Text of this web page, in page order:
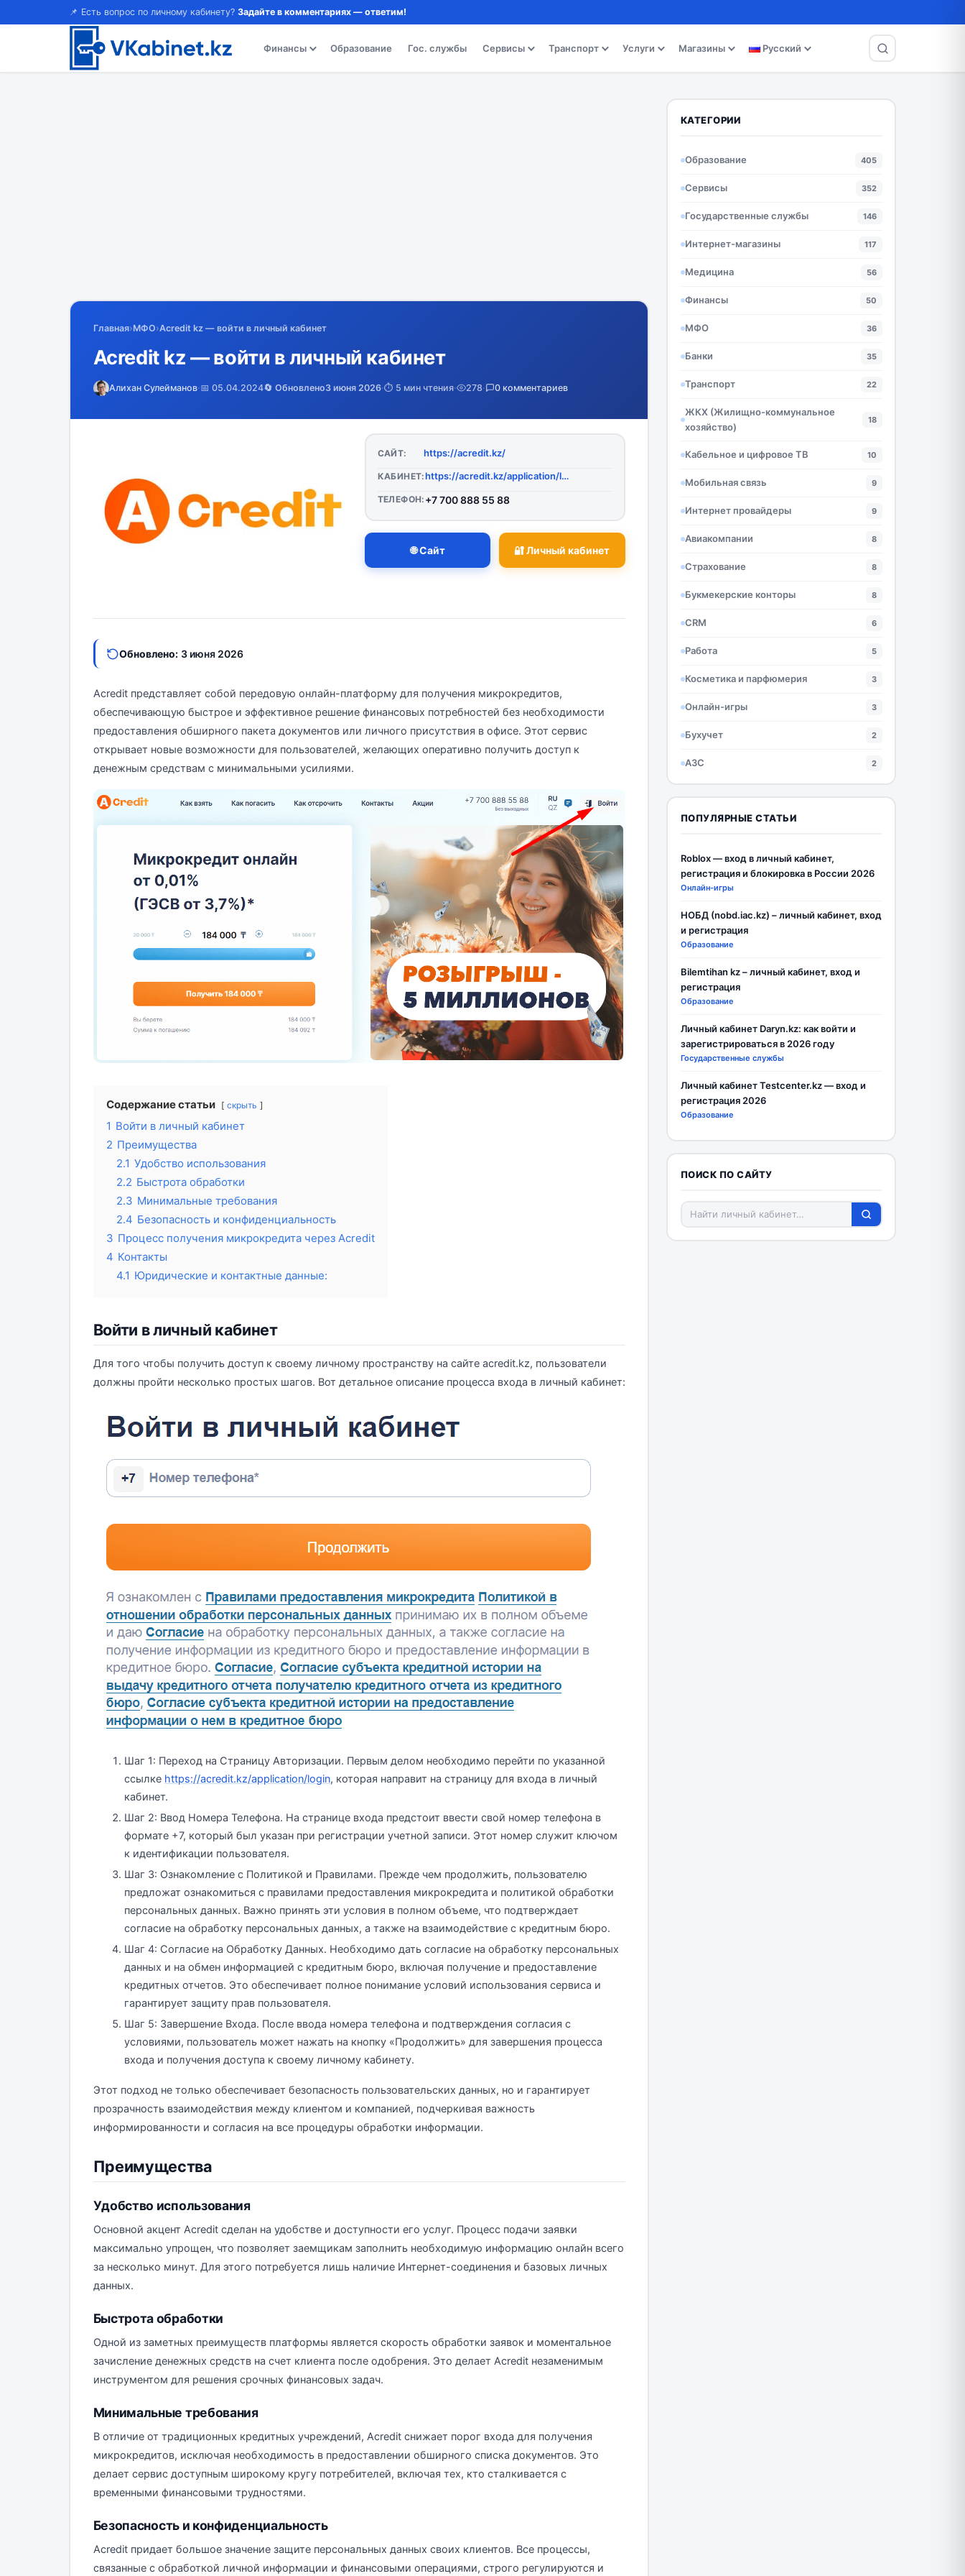
📌 Есть вопрос по личному кабинету? Задайте в комментариях — ответим!
Финансы Образование Гос. службы Сервисы Транспорт Услуги Магазины Русский
Главная›МФО›Acredit kz — войти в личный кабинет
Acredit kz — войти в личный кабинет
Алихан Сулейманов·📅 05.04.2024🔄 Обновлено3 июня 2026·⏱️ 5 мин чтения· 278· 0 комментариев
САЙТ: https://acredit.kz/
КАБИНЕТ: https://acredit.kz/application/login Acredit представляет собой передовую онлайн-платформу для получения микрокредитов, обеспечивающую быстрое и эффективное решение финансовых потребностей без необходимости предоставления обширного пакета документов или личного присутствия в офисе. Этот сервис открывает новые возможности для пользователей, желающих оперативно получить доступ к денежным средствам с минимальными усилиями.
ТЕЛЕФОН: +7 700 888 55 88
🌐 Сайт 🔐 Личный кабинет
Обновлено: 3 июня 2026
Acredit представляет собой передовую онлайн-платформу для получения микрокредитов,
обеспечивающую быстрое и эффективное решение финансовых потребностей без необходимости
предоставления обширного пакета документов или личного присутствия в офисе. Этот сервис
открывает новые возможности для пользователей, желающих оперативно получить доступ к
денежным средствам с минимальными усилиями.
Содержание статьи скрыть
1 Войти в личный кабинет
2 Преимущества
2.1 Удобство использования
2.2 Быстрота обработки
2.3 Минимальные требования
2.4 Безопасность и конфиденциальность
3 Процесс получения микрокредита через Acredit
4 Контакты
4.1 Юридические и контактные данные:
Войти в личный кабинет
Для того чтобы получить доступ к своему личному пространству на сайте acredit.kz, пользователи
должны пройти несколько простых шагов. Вот детальное описание процесса входа в личный кабинет:
Шаг 1: Переход на Страницу Авторизации. Первым делом необходимо перейти по указанной
ссылке https://acredit.kz/application/login, которая направит на страницу для входа в личный
кабинет.
Шаг 2: Ввод Номера Телефона. На странице входа предстоит ввести свой номер телефона в
формате +7, который был указан при регистрации учетной записи. Этот номер служит ключом
к идентификации пользователя.
Шаг 3: Ознакомление с Политикой и Правилами. Прежде чем продолжить, пользователю
предложат ознакомиться с правилами предоставления микрокредита и политикой обработки
персональных данных. Важно принять эти условия в полном объеме, что подтверждает
согласие на обработку персональных данных, а также на взаимодействие с кредитным бюро.
Шаг 4: Согласие на Обработку Данных. Необходимо дать согласие на обработку персональных
данных и на обмен информацией с кредитным бюро, включая получение и предоставление
кредитных отчетов. Это обеспечивает полное понимание условий использования сервиса и
гарантирует защиту прав пользователя.
Шаг 5: Завершение Входа. После ввода номера телефона и подтверждения согласия с
условиями, пользователь может нажать на кнопку «Продолжить» для завершения процесса
входа и получения доступа к своему личному кабинету.
Этот подход не только обеспечивает безопасность пользовательских данных, но и гарантирует
прозрачность взаимодействия между клиентом и компанией, подчеркивая важность
информированности и согласия на все процедуры обработки информации.
Преимущества
Удобство использования
Основной акцент Acredit сделан на удобстве и доступности его услуг. Процесс подачи заявки
максимально упрощен, что позволяет заемщикам заполнить необходимую информацию онлайн всего
за несколько минут. Для этого потребуется лишь наличие Интернет-соединения и базовых личных
данных.
Быстрота обработки
Одной из заметных преимуществ платформы является скорость обработки заявок и моментальное
зачисление денежных средств на счет клиента после одобрения. Это делает Acredit незаменимым
инструментом для решения срочных финансовых задач.
Минимальные требования
В отличие от традиционных кредитных учреждений, Acredit снижает порог входа для получения
микрокредитов, исключая необходимость в предоставлении обширного списка документов. Это
делает сервис доступным широкому кругу потребителей, включая тех, кто сталкивается с
временными финансовыми трудностями.
Безопасность и конфиденциальность
Acredit придает большое значение защите персональных данных своих клиентов. Все процессы,
связанные с обработкой личной информации и финансовыми операциями, строго регулируются и
КАТЕГОРИИ
Образование 405
Сервисы 352
Государственные службы 146
Интернет-магазины 117
Медицина 56
Финансы 50
МФО 36
Банки 35
Транспорт 22
ЖКХ (Жилищно-коммунальное
хозяйство)
18
Кабельное и цифровое ТВ 10
Мобильная связь 9
Интернет провайдеры 9
Авиакомпании 8
Страхование 8
Букмекерские конторы 8
CRM 6
Работа 5
Косметика и парфюмерия 3
Онлайн-игры 3
Бухучет 2
АЗС 2
ПОПУЛЯРНЫЕ СТАТЬИ
Roblox — вход в личный кабинет,
регистрация и блокировка в России 2026
Онлайн-игры
НОБД (nobd.iac.kz) – личный кабинет, вход
и регистрация
Образование
Bilemtihan kz – личный кабинет, вход и
регистрация
Образование
Личный кабинет Daryn.kz: как войти и
зарегистрироваться в 2026 году
Государственные службы
Личный кабинет Testcenter.kz — вход и
регистрация 2026
Образование
ПОИСК ПО САЙТУ